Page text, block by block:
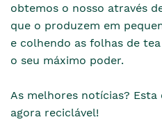
obtemos o nosso através
que o produzem em
e colhendo as folhas de
o seu máximo poder.
As melhores notícias? Esta
agora reciclável!